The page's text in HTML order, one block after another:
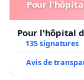
Pour
Pour l'hôpital
135 signatures
Avis de